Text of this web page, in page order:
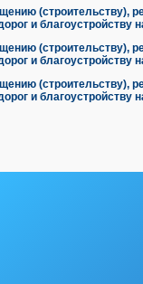
(строительству),
и благоустройству
(строительству),
и благоустройству
(строительству),
и благоустройству